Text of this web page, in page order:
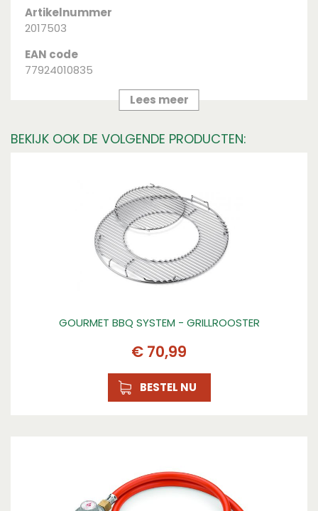
Artikelnummer
2017503
EAN code
77924010835
Soort
Lees meer
BEKIJK OOK DE VOLGENDE PRODUCTEN:
GOURMET BBQ SYSTEM - GRILLROOSTER
€ 70,99
BESTEL NU